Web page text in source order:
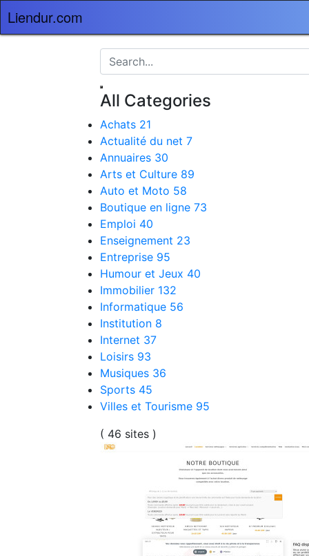
Liendur.com
All Categories
Achats 21
Actualité du net 7
Annuaires 30
Arts et Culture 89
Auto et Moto 58
Boutique en ligne 73
Emploi 40
Enseignement 23
Entreprise 95
Humour et Jeux 40
Immobilier 132
Informatique 56
Institution 8
Internet 37
Loisirs 93
Musiques 36
Sports 45
Villes et Tourisme 95
( 46 sites )